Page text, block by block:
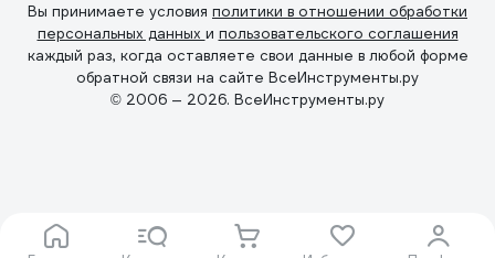
Вы принимаете условия политики в отношении обработки
персональных данных и пользовательского соглашения
каждый раз, когда оставляете свои данные в любой форме
обратной связи на сайте ВсеИнструменты.ру
© 2006 — 2026. ВсеИнструменты.ру